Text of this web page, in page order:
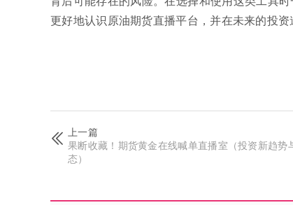
更好地认识原油期货直播平台，并在未来的投资
上一篇
果断收藏！期货黄金在线喊单直播室（投资新趋势
态）